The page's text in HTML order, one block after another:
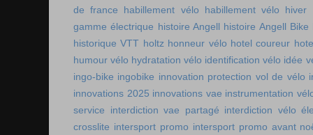
de france
habillement vélo habillement vélo hiver
gamme électrique histoire Angell histoire Angell Bike
historique VTT holtz honneur vélo hotel coureur
humour vélo hydratation vélo identification vélo idée
ingo-bike ingobike innovation protection vol de vélo
innovations 2025 innovations vae instrumentation
service
interdiction vae partagé interdiction vélo
crosslite intersport promo intersport promo avant